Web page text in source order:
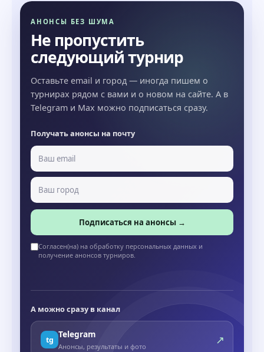
АНОНСЫ БЕЗ ШУМА
Не пропустить
следующий турнир
Оставьте email и город — иногда пишем о
турнирах рядом с вами и о новом на сайте. А в
Telegram и Max можно подписаться сразу.
Получать анонсы на почту
Подписаться на анонсы →
Согласен(на) на обработку персональных данных и
получение анонсов турниров.
А можно сразу в канал
tg Telegram
Анонсы, результаты и фото ↗